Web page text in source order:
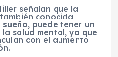
señalan que la
conocida
, puede tener un
salud mental, ya que
con el aumento